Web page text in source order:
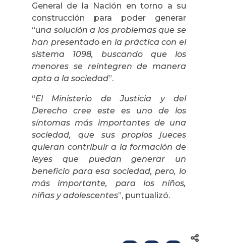
General de la Nación en torno a su
construcción para poder generar
“una solución a los problemas que se
han presentado en la práctica con el
sistema 1098, buscando que los
menores se reintegren de manera
apta a la sociedad”.
“El Ministerio de Justicia y del
Derecho cree este es uno de los
síntomas más importantes de una
sociedad, que sus propios jueces
quieran contribuir a la formación de
leyes que puedan generar un
beneficio para esa sociedad, pero, lo
más importante, para los niños,
niñas y adolescentes”, puntualizó.